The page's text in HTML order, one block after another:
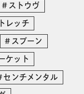
ストウヴ
レッチ
スプーン
ケット
センチメンタル